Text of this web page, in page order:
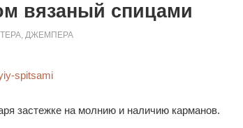
вязаный спицами
ДЖЕМПЕРА
застежке на молнию и наличию карманов.